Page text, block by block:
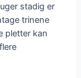
stadig er
trinene
pletter kan